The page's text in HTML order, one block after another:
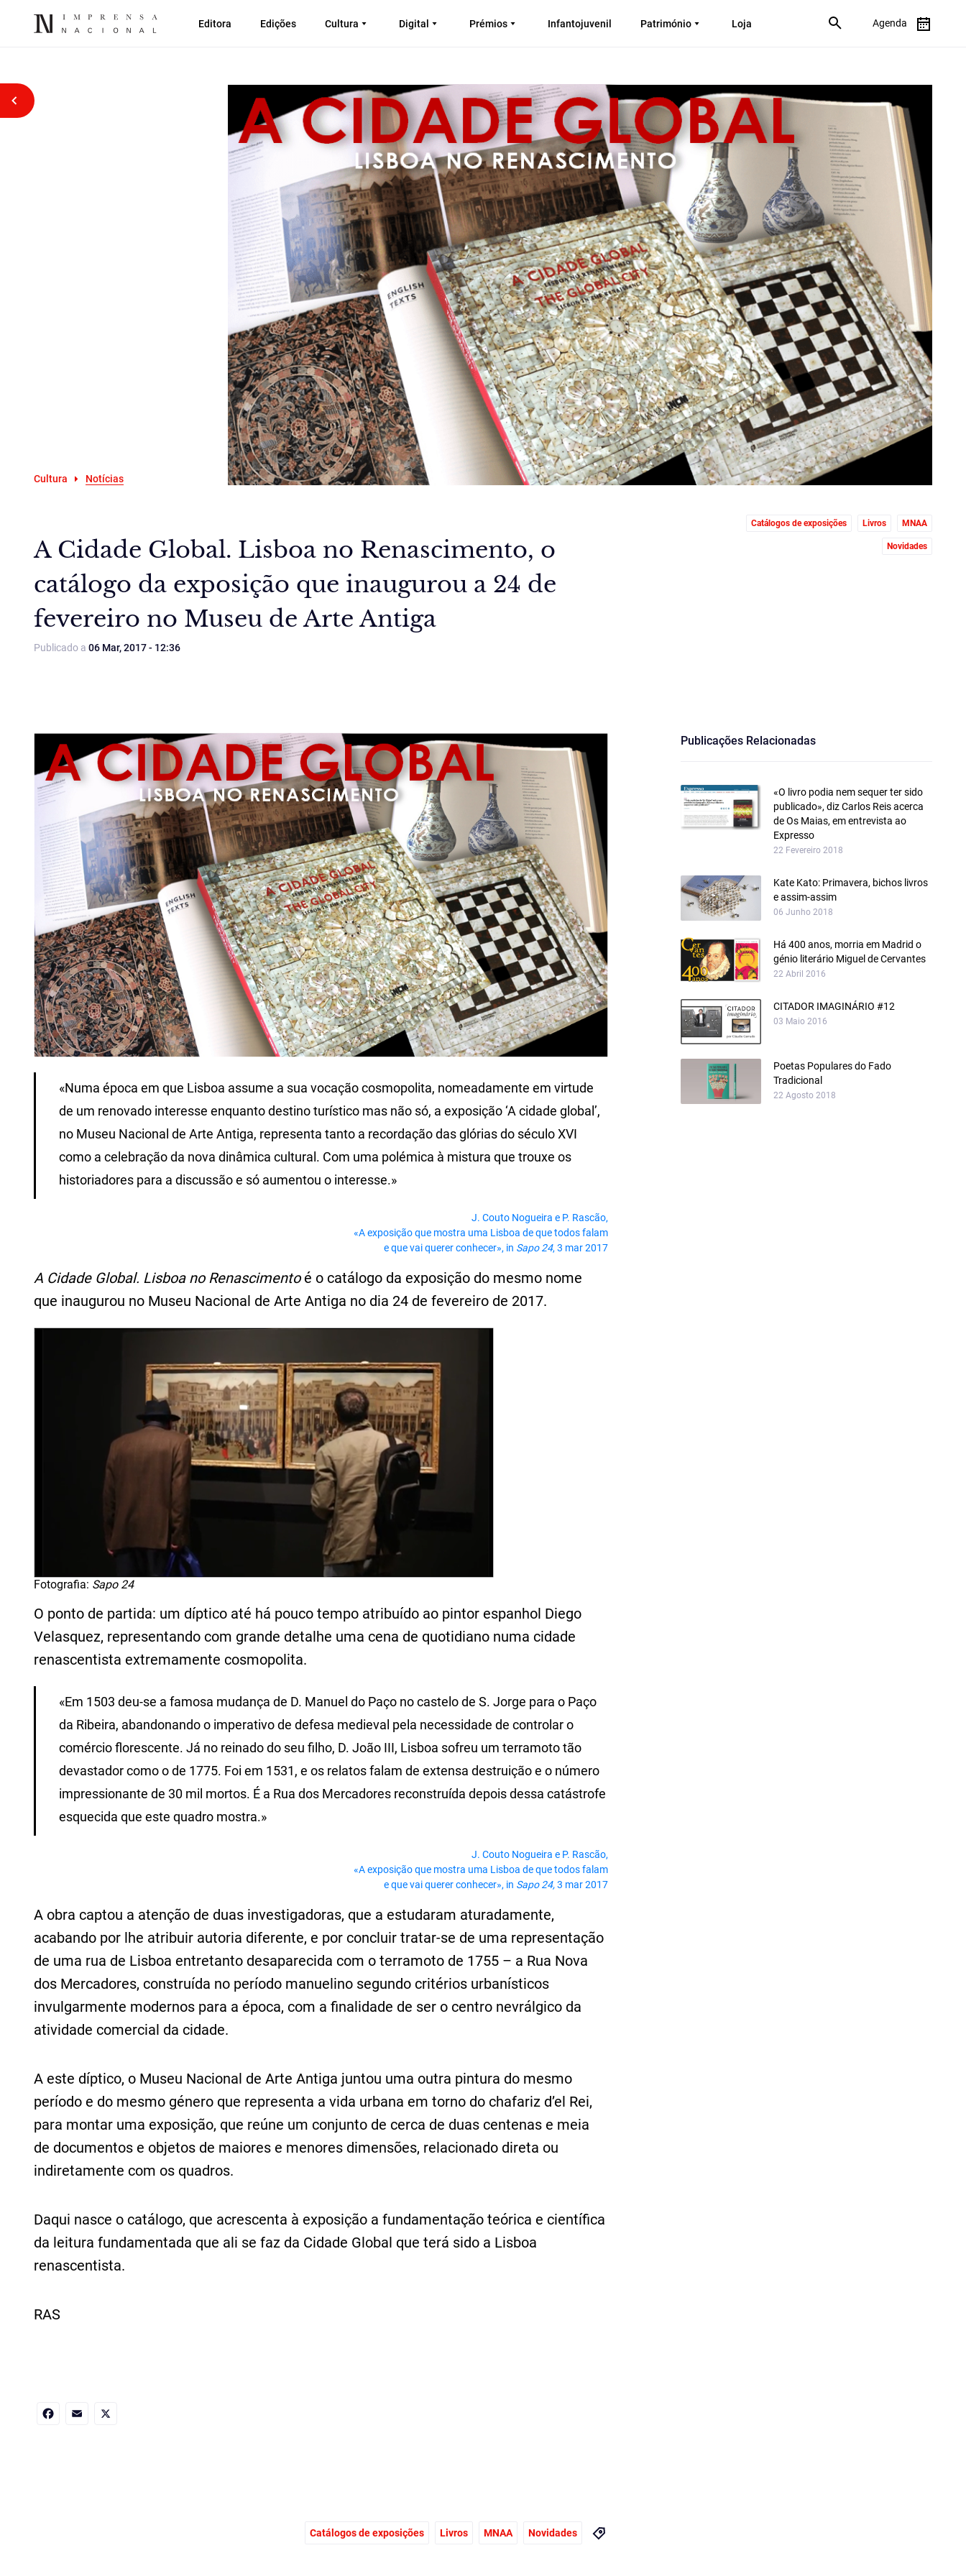
Editora Edições Cultura Digital Prémios Infantojuvenil Património Loja Agenda
Voltar atrás
Cultura Notícias
A Cidade Global. Lisboa no Renascimento, o
catálogo da exposição que inaugurou a 24 de
fevereiro no Museu de Arte Antiga
Publicado a 06 Mar, 2017 - 12:36
Catálogos de exposições Livros MNAA
Novidades
«Numa época em que Lisboa assume a sua vocação cosmopolita, nomeadamente em virtude
de um renovado interesse enquanto destino turístico mas não só, a exposição ‘A cidade global’,
no Museu Nacional de Arte Antiga, representa tanto a recordação das glórias do século XVI
como a celebração da nova dinâmica cultural. Com uma polémica à mistura que trouxe os
historiadores para a discussão e só aumentou o interesse.»
J. Couto Nogueira e P. Rascão,
«A exposição que mostra uma Lisboa de que todos falam
e que vai querer conhecer», in Sapo 24, 3 mar 2017
A Cidade Global. Lisboa no Renascimentoé o catálogo da exposição do mesmo nome
que inaugurou no Museu Nacional de Arte Antiga no dia 24 de fevereiro de 2017.
Fotografia: Sapo 24
O ponto de partida: um díptico até há pouco tempo atribuído ao pintor espanhol Diego
Velasquez, representando com grande detalhe uma cena de quotidiano numa cidade
renascentista extremamente cosmopolita.
«Em 1503 deu-se a famosa mudança de D. Manuel do Paço no castelo de S. Jorge para o Paço
da Ribeira, abandonando o imperativo de defesa medieval pela necessidade de controlar o
comércio florescente. Já no reinado do seu filho, D. João III, Lisboa sofreu um terramoto tão
devastador como o de 1775. Foi em 1531, e os relatos falam de extensa destruição e o número
impressionante de 30 mil mortos. É a Rua dos Mercadores reconstruída depois dessa catástrofe
esquecida que este quadro mostra.»
J. Couto Nogueira e P. Rascão,
«A exposição que mostra uma Lisboa de que todos falam
e que vai querer conhecer», in Sapo 24,3 mar 2017
A obra captou a atenção de duas investigadoras, que a estudaram aturadamente,
acabando por lhe atribuir autoria diferente, e por concluir tratar-se de uma representação
de uma rua de Lisboa entretanto desaparecida com o terramoto de 1755 – a Rua Nova
dos Mercadores, construída no período manuelino segundo critérios urbanísticos
invulgarmente modernos para a época, com a finalidade de ser o centro nevrálgico da
atividade comercial da cidade.
A este díptico, o Museu Nacional de Arte Antiga juntou uma outra pintura do mesmo
período e do mesmo género que representa a vida urbana em torno do chafariz d’el Rei,
para montar uma exposição, que reúne um conjunto de cerca de duas centenas e meia
de documentos e objetos de maiores e menores dimensões, relacionado direta ou
indiretamente com os quadros.
Daqui nasce o catálogo, que acrescenta à exposição a fundamentação teórica e científica
da leitura fundamentada que ali se faz da Cidade Global que terá sido a Lisboa
renascentista.
RAS
Publicações Relacionadas
«O livro podia nem sequer ter sido
publicado», diz Carlos Reis acerca
de Os Maias, em entrevista ao
Expresso
22 Fevereiro 2018
Kate Kato: Primavera, bichos livros
e assim‑assim
06 Junho 2018
Há 400 anos, morria em Madrid o
génio literário Miguel de Cervantes
22 Abril 2016
CITADOR IMAGINÁRIO #12
03 Maio 2016
Poetas Populares do Fado
Tradicional
22 Agosto 2018
Catálogos de exposições Livros MNAA Novidades